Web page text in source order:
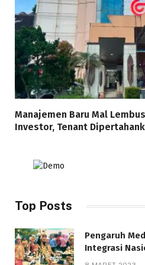
Manajemen Baru Mal
Investor, Tenant
Top Posts
Pengaruh
Integrasi